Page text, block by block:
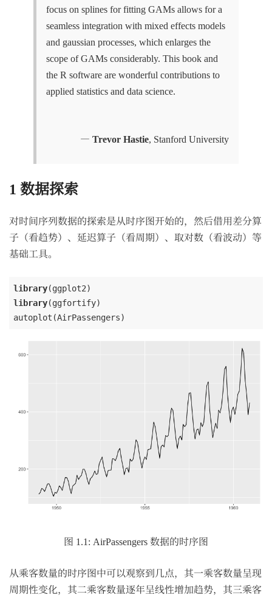
focus on splines for fitting GAMs allows for a
seamless integration with mixed effects models
and gaussian processes, which enlarges the
scope of GAMs considerably. This book and
the R software are wonderful contributions to
applied statistics and data science.
— Trevor Hastie, Stanford University
1 数据探索
对时间序列数据的探索是从时序图开始的，然后借用差分算
子（看趋势）、延迟算子（看周期）、取对数（看波动）等
基础工具。
library
library(ggfortify)
autoplot(AirPassengers)
图 1.1: AirPassengers 数据的时序图
从乘客数量的时序图中可以观察到几点，其一乘客数量呈现
周期性变化，其二乘客数量逐年呈线性增加趋势，其三乘客